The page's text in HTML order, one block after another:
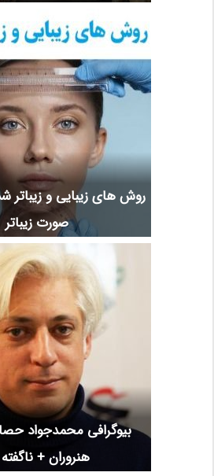
روش های زیبایی و زیباتر
صورت زیباتر
بیوگرافی محمدجواد
هنروران +